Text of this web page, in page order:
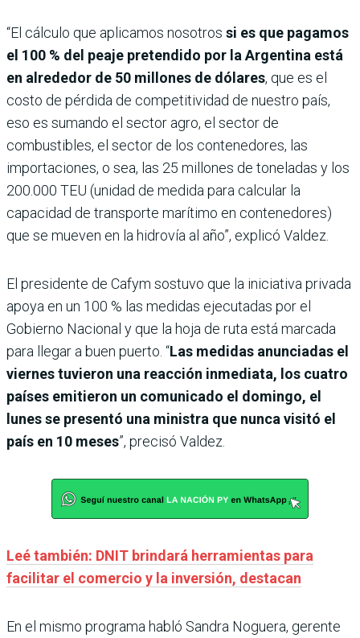
“El cálculo que aplicamos nosotros si es que pagamos
el 100 % del peaje pretendido por la Argentina está
en alrededor de 50 millones de dólares, que es el
costo de pérdida de competitividad de nuestro país,
eso es sumando el sector agro, el sector de
combustibles, el sector de los contenedores, las
importaciones, o sea, las 25 millones de toneladas y los
200.000 TEU (unidad de medida para calcular la
capacidad de trans­porte marítimo en contenedores)
que se mueven en la hidrovía al año”, explicó Valdez.
El presidente de Cafym sostuvo que la iniciativa privada
apoya en un 100 % las medidas ejecutadas por el
Gobierno Nacional y que la hoja de ruta está marcada
para llegar a buen puerto. “Las medidas anunciadas el
viernes tuvieron una reacción inmediata, los cuatro
países emitieron un comunicado el domingo, el
lunes se presentó una ministra que nunca visitó el
país en 10 meses”, precisó Valdez.
Leé también: DNIT brindará herramientas para
facilitar el comercio y la inversión, destacan
En el mismo programa habló Sandra Noguera, gerente